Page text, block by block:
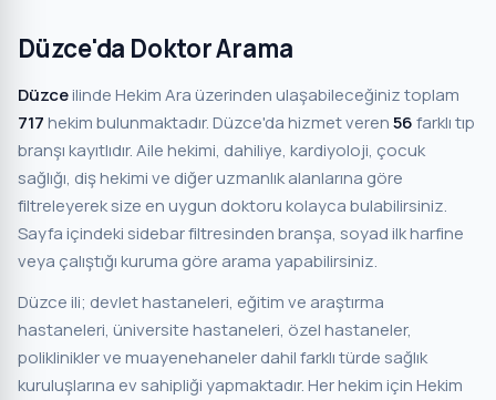
Düzce'da Doktor Arama
Düzceilinde Hekim Ara üzerinden ulaşabileceğiniz toplam
717hekim bulunmaktadır. Düzce'da hizmet veren56farklı tıp
branşı kayıtlıdır. Aile hekimi, dahiliye, kardiyoloji, çocuk
sağlığı, diş hekimi ve diğer uzmanlık alanlarına göre
filtreleyerek size en uygun doktoru kolayca bulabilirsiniz.
Sayfa içindeki sidebar filtresinden branşa, soyad ilk harfine
veya çalıştığı kuruma göre arama yapabilirsiniz.
Düzce ili; devlet hastaneleri, eğitim ve araştırma
hastaneleri, üniversite hastaneleri, özel hastaneler,
poliklinikler ve muayenehaneler dahil farklı türde sağlık
kuruluşlarına ev sahipliği yapmaktadır. Her hekim için Hekim